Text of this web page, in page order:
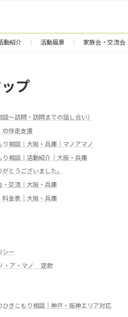
動紹介 活動風景 家族会・交流会
プ
～訪問・訪問までの話し合い）
の伴走支援
り相談｜大阪・兵庫｜マノアマノ
り相談｜活動紹介｜大阪・兵庫
とうございました。
・交流｜大阪・兵庫
料金表｜大阪・兵庫
シー
・ア・マノ 定款
ひきこもり相談｜神戸・阪神エリア対応